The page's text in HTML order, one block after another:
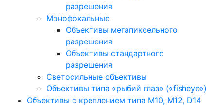
разрешения
Монофокальные
Объективы мегапиксельного
разрешения
Объективы стандартного
разрешения
Светосильные объективы
Объективы типа «рыбий глаз» («fisheye»)
Объективы с креплением типа M10, M12, D14